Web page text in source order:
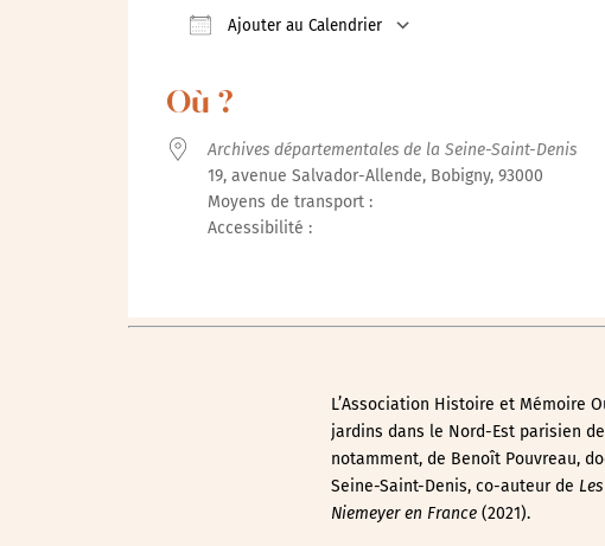
Ajouter au Calendrier
Où ?
Archives départementales de la Seine-Saint-Denis
19, avenue Salvador-Allende, Bobigny, 93000
Moyens de transport :
Accessibilité :
L’Association Histoire et Mémoire
jardins dans le Nord-Est parisien
notamment, de Benoît Pouvreau,
Seine-Saint-Denis, co-auteur de
Niemeyer en France (2021).